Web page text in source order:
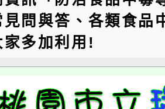
見問與答、各類食品
多加利用!